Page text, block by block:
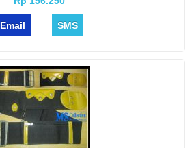
Email SMS